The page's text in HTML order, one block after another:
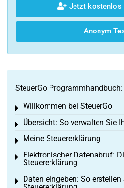
Jetzt kostenlos
Anonym
SteuerGo Programmhandbuch:
Willkommen bei SteuerGo
Toggle menu
Übersicht: So verwalten Sie
Toggle menu
Meine Steuererklärung
Toggle menu
Elektronischer Datenabruf:
Steuererklärung
Toggle menu
Daten eingeben: So erstellen
Toggle menu